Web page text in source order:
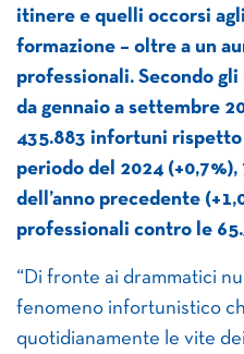
itinere e quelli occorsi
formazione – oltre a un
professionali. Secondo
da gennaio a settembre
435.883 infortuni rispetto
periodo del 2024
dell’anno precedente
professionali contro le
“Di fronte ai drammatici
fenomeno infortunistico
quotidianamente le vite